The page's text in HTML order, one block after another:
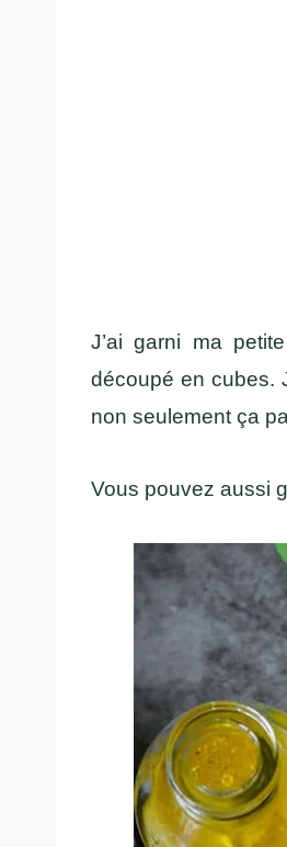
J’ai garni ma
découpé en cubes.
non seulement ça
Vous pouvez aussi